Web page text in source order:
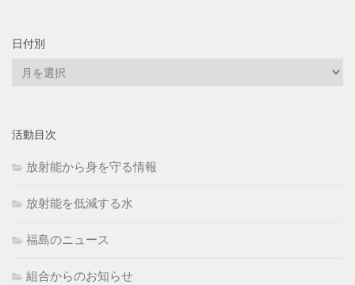
日付別
活動目次
放射能から身を守る情報
放射能を低減する水
福島のニュース
組合からのお知らせ